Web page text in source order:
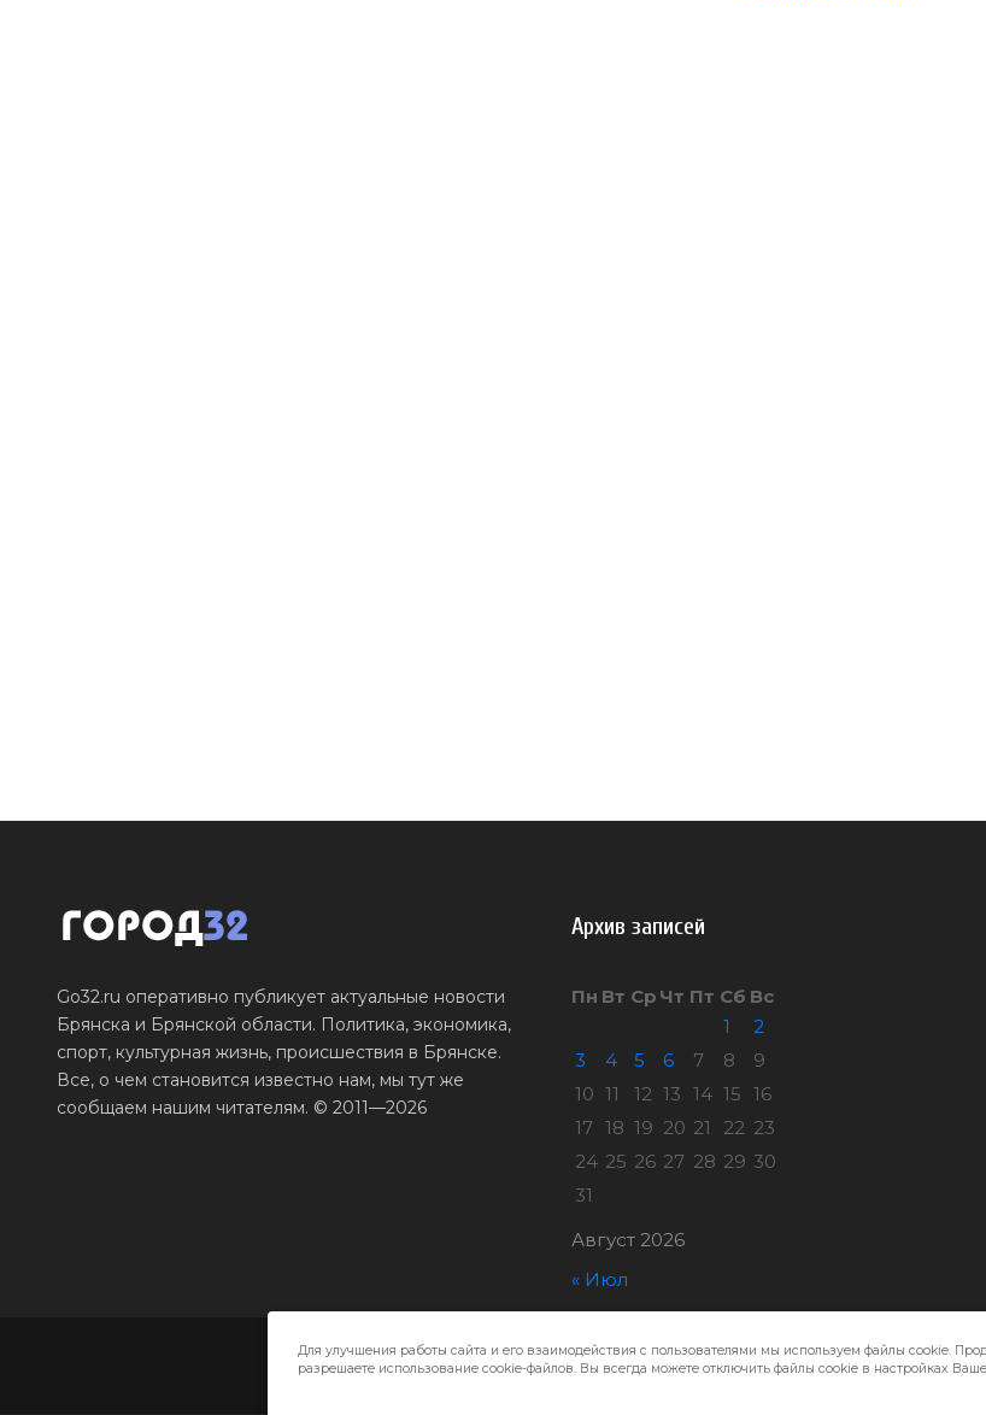
Go32.ru оперативно публикует актуальные новости
Брянска и Брянской области. Политика, экономика,
спорт, культурная жизнь, происшествия в Брянске.
Все, о чем становится известно нам, мы тут же
сообщаем нашим читателям. © 2011—2026
Архив записей
Август 2026
Пн Вт Ср Чт Пт Сб Вс
1
2
3
4 5 6 7 8
9
10 11 12 13 14 15 16
17 18 19 20 21 22 23
24 25 26 27 28 29 30
31
« Июл
Город32 © 2026
Для улучшения работы сайта и его взаимодействия с пользователями мы используем файлы cookie.
разрешаете использование cookie-файлов. Вы всегда можете отключить файлы cookie в настройках